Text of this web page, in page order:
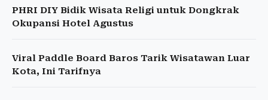
PHRI DIY Bidik Wisata Religi untuk Dongkrak
Okupansi Hotel Agustus
Viral Paddle Board Baros Tarik Wisatawan Luar
Kota, Ini Tarifnya